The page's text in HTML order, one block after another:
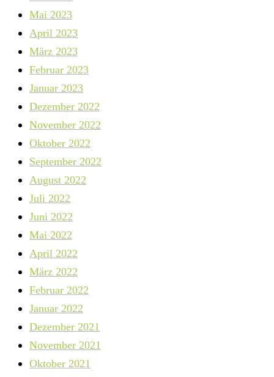
Mai 2023
April 2023
März 2023
Februar 2023
Januar 2023
Dezember 2022
November 2022
Oktober 2022
September 2022
August 2022
Juli 2022
Juni 2022
Mai 2022
April 2022
März 2022
Februar 2022
Januar 2022
Dezember 2021
November 2021
Oktober 2021